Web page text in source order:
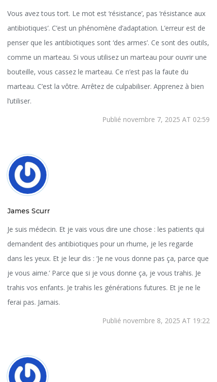
Vous avez tous tort. Le mot est ‘résistance’, pas ‘résistance aux
antibiotiques’. C’est un phénomène d’adaptation. L’erreur est de
penser que les antibiotiques sont ‘des armes’. Ce sont des outils,
comme un marteau. Si vous utilisez un marteau pour ouvrir une
bouteille, vous cassez le marteau. Ce n’est pas la faute du
marteau. C’est la vôtre. Arrêtez de culpabiliser. Apprenez à bien
l’utiliser.
Publié novembre 7, 2025 AT 02:59
James Scurr
Je suis médecin. Et je vais vous dire une chose : les patients qui
demandent des antibiotiques pour un rhume, je les regarde
dans les yeux. Et je leur dis : ‘Je ne vous donne pas ça, parce que
je vous aime.’ Parce que si je vous donne ça, je vous trahis. Je
trahis vos enfants. Je trahis les générations futures. Et je ne le
ferai pas. Jamais.
Publié novembre 8, 2025 AT 19:22